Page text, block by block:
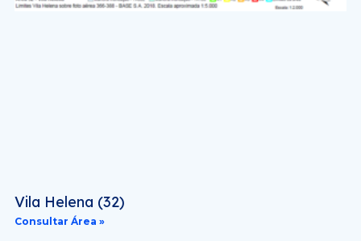
Vila Helena (32)
Consultar Área »